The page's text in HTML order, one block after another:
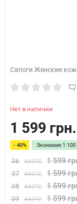
Сапоги Женские
Нет в наличии
1 599 грн.
- 40% Экономия 1 100
36 A827C 1 599
37 A827C 1 599
38 A827C 1 599
39 A827C 1 599